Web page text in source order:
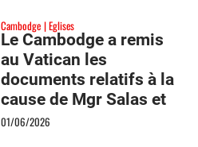
Cambodge Eglises
Le Cambodge a remis
au Vatican les
documents relatifs à la
cause de Mgr Salas et
de ses 11 compagnons
01/06/2026